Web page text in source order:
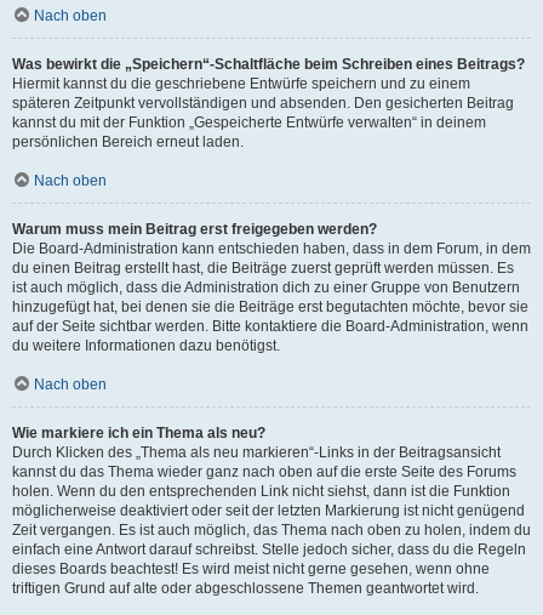
Nach oben
Was bewirkt die „Speichern“-Schaltfläche beim Schreiben eines Beitrags?
Hiermit kannst du die geschriebene Entwürfe speichern und zu einem
späteren Zeitpunkt vervollständigen und absenden. Den gesicherten Beitrag
kannst du mit der Funktion „Gespeicherte Entwürfe verwalten“ in deinem
persönlichen Bereich erneut laden.
Nach oben
Warum muss mein Beitrag erst freigegeben werden?
Die Board-Administration kann entschieden haben, dass in dem Forum, in dem
du einen Beitrag erstellt hast, die Beiträge zuerst geprüft werden müssen. Es
ist auch möglich, dass die Administration dich zu einer Gruppe von Benutzern
hinzugefügt hat, bei denen sie die Beiträge erst begutachten möchte, bevor sie
auf der Seite sichtbar werden. Bitte kontaktiere die Board-Administration, wenn
du weitere Informationen dazu benötigst.
Nach oben
Wie markiere ich ein Thema als neu?
Durch Klicken des „Thema als neu markieren“-Links in der Beitragsansicht
kannst du das Thema wieder ganz nach oben auf die erste Seite des Forums
holen. Wenn du den entsprechenden Link nicht siehst, dann ist die Funktion
möglicherweise deaktiviert oder seit der letzten Markierung ist nicht genügend
Zeit vergangen. Es ist auch möglich, das Thema nach oben zu holen, indem du
einfach eine Antwort darauf schreibst. Stelle jedoch sicher, dass du die Regeln
dieses Boards beachtest! Es wird meist nicht gerne gesehen, wenn ohne
triftigen Grund auf alte oder abgeschlossene Themen geantwortet wird.